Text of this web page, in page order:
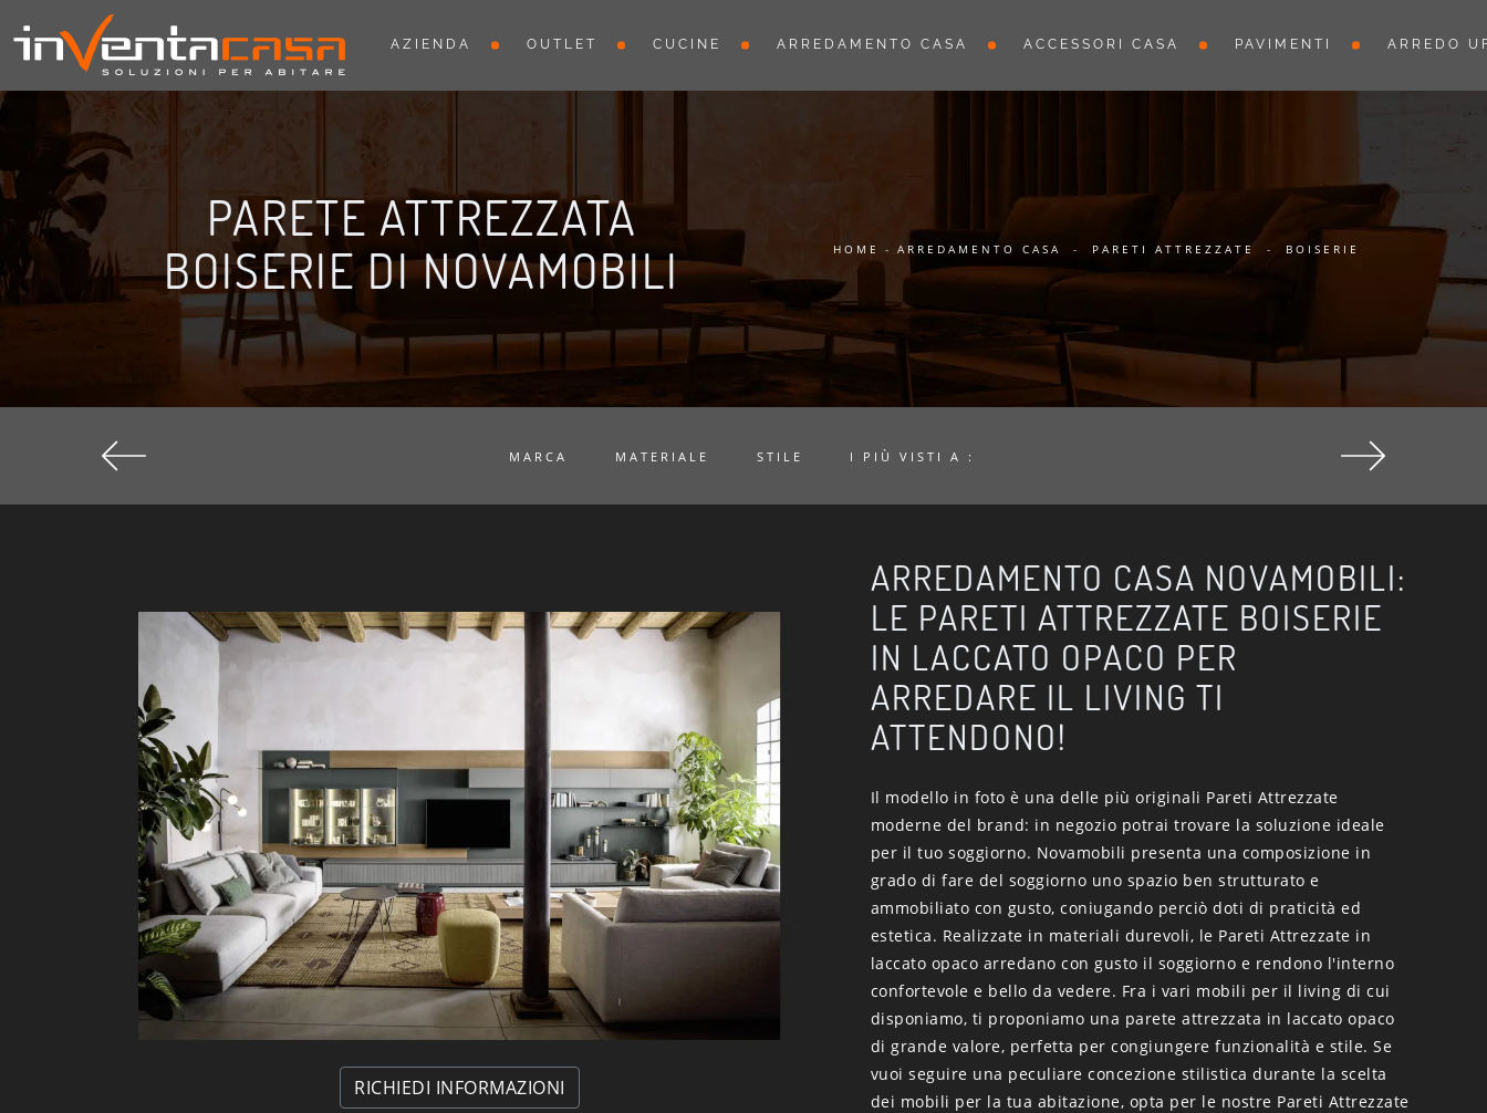
AZIENDA OUTLET CUCINE ARREDAMENTO CASA ACCESSORI CASA PAVIMENTI ARREDO
PARETE ATTREZZATA
BOISERIE DI NOVAMOBILI
HOME - ARREDAMENTO CASA - PARETI ATTREZZATE - BOISERIE
MARCA MATERIALE STILE I PIÙ VISTI A :
RICHIEDI INFORMAZIONI
ARREDAMENTO CASA NOVAMOBILI:
LE PARETI ATTREZZATE BOISERIE
IN LACCATO OPACO PER
ARREDARE IL LIVING TI
ATTENDONO!
Il modello in foto è una delle più originali Pareti Attrezzate
moderne del brand: in negozio potrai trovare la soluzione ideale
per il tuo soggiorno. Novamobili presenta una composizione in
grado di fare del soggiorno uno spazio ben strutturato e
ammobiliato con gusto, coniugando perciò doti di praticità ed
estetica. Realizzate in materiali durevoli, le Pareti Attrezzate in
laccato opaco arredano con gusto il soggiorno e rendono l'interno
confortevole e bello da vedere. Fra i vari mobili per il living di cui
disponiamo, ti proponiamo una parete attrezzata in laccato opaco
di grande valore, perfetta per congiungere funzionalità e stile. Se
vuoi seguire una peculiare concezione stilistica durante la scelta
dei mobili per la tua abitazione, opta per le nostre Pareti Attrezzate